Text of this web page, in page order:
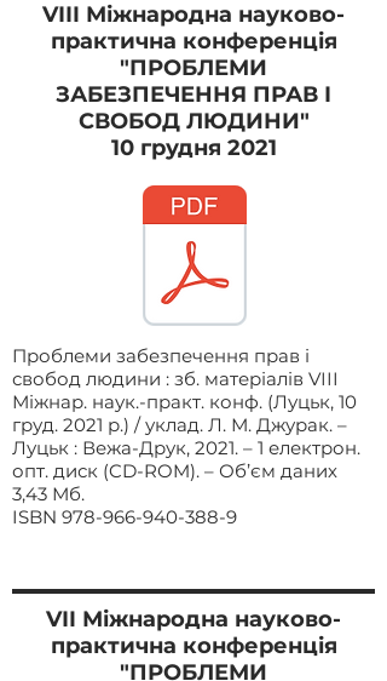
VІІI Міжнародна науково-
практична конференція
"ПРОБЛЕМИ
ЗАБЕЗПЕЧЕННЯ ПРАВ І
СВОБОД ЛЮДИНИ"
10 грудня 2021
Проблеми забезпечення прав і
свобод людини : зб. матеріалів VІІІ
Міжнар. наук.-практ. конф. (Луцьк, 10
груд. 2021 р.) / уклад. Л. М. Джурак. –
Луцьк : Вежа-Друк, 2021. – 1 електрон.
опт. диск (CD-ROM). – Об’єм даних
3,43 Мб.
ISBN 978-966-940-388-9
VІI Міжнародна науково-
практична конференція
"ПРОБЛЕМИ